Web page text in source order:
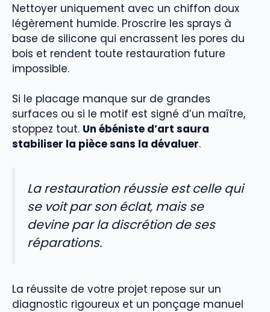
Nettoyer uniquement avec un chiffon doux
légèrement humide. Proscrire les sprays à
base de silicone qui encrassent les pores du
bois et rendent toute restauration future
impossible.
Si le placage manque sur de grandes
surfaces ou si le motif est signé d’un maître,
stoppez tout. Un ébéniste d’art saura
stabiliser la pièce sans la dévaluer.
La restauration réussie est celle qui
se voit par son éclat, mais se
devine par la discrétion de ses
réparations.
La réussite de votre projet repose sur un
diagnostic rigoureux et un ponçage manuel